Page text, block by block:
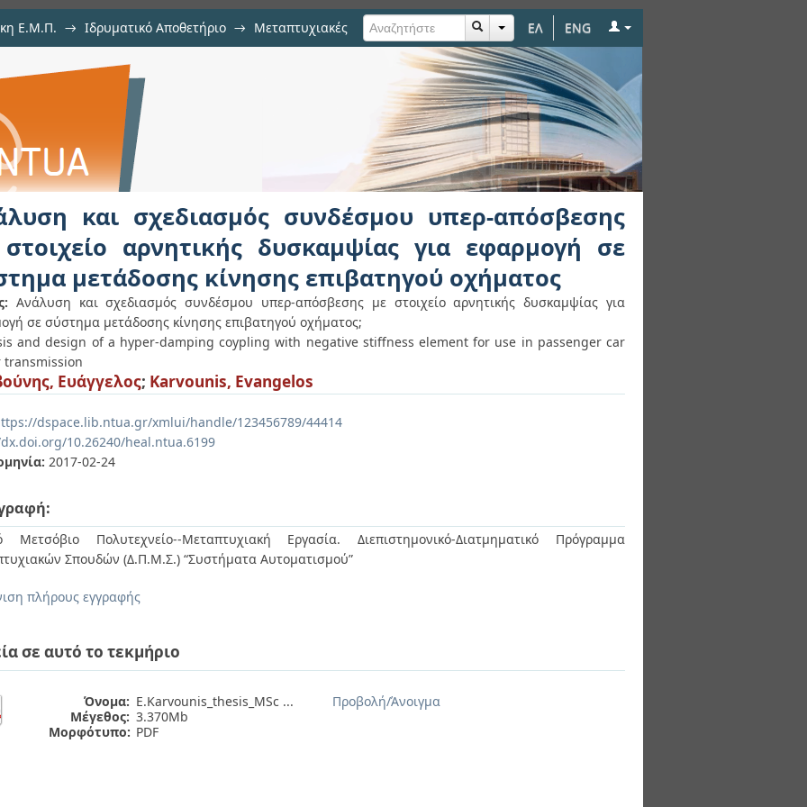
ΕΛ ENG
Ε.Μ.Π. → Ιδρυματικό Αποθετήριο → Μεταπτυχιακές
συνδέσμου υπερ-απόσβεσης με στοιχείο
για εφαρμογή σε σύστημα μετάδοσης κίνησης
και σχεδιασμός συνδέσμου υπερ-απόσβεσης
αρνητικής δυσκαμψίας για εφαρμογή σε
μετάδοσης κίνησης επιβατηγού οχήματος
Ανάλυση και σχεδιασμός συνδέσμου υπερ-απόσβεσης με στοιχείο αρνητικής δυσκαμψίας για
σε σύστημα μετάδοσης κίνησης επιβατηγού οχήματος;
and design of a hyper-damping coypling with negative stiffness element for use in passenger car
transmission
Ευάγγελος; Karvounis, Evangelos
dspace.lib.ntua.gr/xmlui/handle/123456789/44414
10.26240/heal.ntua.6199
2017-02-24
Μετσόβιο Πολυτεχνείο--Μεταπτυχιακή Εργασία. Διεπιστημονικό-Διατμηματικό Πρόγραμμα
Σπουδών (Δ.Π.Μ.Σ.) “Συστήματα Αυτοματισμού”
πλήρους εγγραφής
σε αυτό το τεκμήριο
Όνομα: E.Karvounis_thesis_MSc ...
Μέγεθος: 3.370Mb
Μορφότυπο: PDF
Προβολή/Άνοιγμα